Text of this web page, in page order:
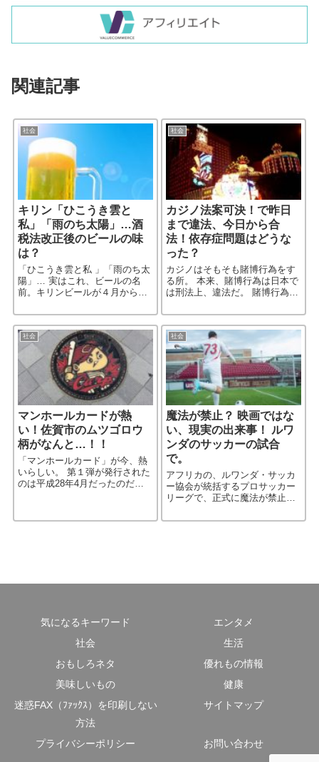
関連記事
社会
キリン「ひこうき雲と
私」「雨のち太陽」…酒
税法改正後のビールの味
は？
「ひこうき雲と私 」「雨のち太
陽」… 実はこれ、ビールの名
前。キリンビールが４月から発
予定のビールの名前。さて、こ
の名前からどんな味を想像す
る？
社会
カジノ法案可決！で昨日
まで違法、今日から合
法！依存症問題はどうな
った？
カジノはそもそも賭博行為をす
る所。 本来、賭博行為は日本で
は刑法上、違法だ。 賭博行為を
発されるというニュースが流れ
たりする。 だから、カジノを作
るには、カジノを作るための
［…続きを読む］
社会
マンホールカードが熱
い！佐賀市のムツゴロウ
柄がなんと…！！
「マンホールカード」が今、熱
いらしい。 第１弾が発行された
のは平成28年4月だったのだが
発行している都市は、わずか1年
社会
魔法が禁止？ 映画ではな
い、現実の出来事！ ルワ
ンダのサッカーの試合
で。
アフリカの、ルワンダ・サッカ
ー協会が統括するプロサッカー
リーグで、正式に魔法が禁止に
の中の話ではない。 信じられな
気になるキーワード
エンタメ
社会
生活
おもしろネタ
優れもの情報
美味しいもの
健康
迷惑FAX（ﾌｧｯｸｽ）を印刷しない
方法
サイトマップ
プライバシーポリシー お問い合わせ